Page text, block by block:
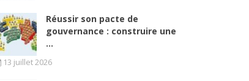
Réussir son pacte de
gouvernance : construire une
...
13 juillet 2026